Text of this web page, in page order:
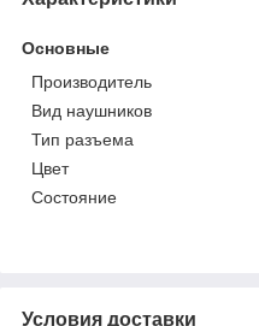
Основные
Производитель
Вид наушников
Тип разъема
Цвет
Состояние
Условия доставки